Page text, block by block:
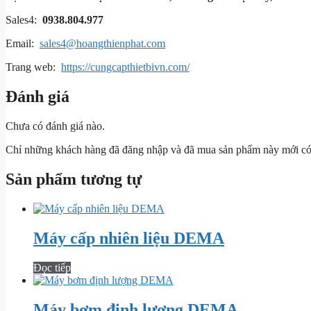
Sales4: 0938.804.977
Email: sales4@hoangthienphat.com
Trang web: https://cungcapthietbivn.com/
Đánh giá
Chưa có đánh giá nào.
Chỉ những khách hàng đã đăng nhập và đã mua sản phẩm này mới
Sản phẩm tương tự
Máy cấp nhiên liệu DEMA
Đọc tiếp